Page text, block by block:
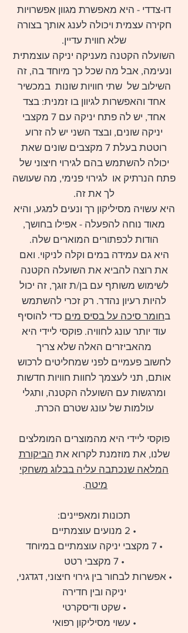
דו-צדדי - היא מאפשרת מגוון אפשרויות
חקירה עצמית ויכולה לענג אותך בצורה
שלא חווית עדיין.
השועלה הקטנה מעניקה יניקה עוצמתית
ונעימה, אבל מה שכל כך מיוחד בה, זה
השילוב של שתי חוויות שונות במכשיר
אחד והאפשרות לגיוון בו זמנית: בצד
אחד, יש לה פתח יניקה עם 7 מקצבי
יניקה שונים, ובצד השני יש לה זרוע
רוטטת בעלת 7 מקצבים שונים שאת
יכולה להשתמש בהם לגירוי חיצוני של
פתח הנרתיק או לגירוי פנימי, מה שעושה
לך את זה.
היא עשויה מסיליקון רך ונעים למגע, והיא
מאוד נוחה להפעלה - אפילו בחושך,
הודות לכפתורים המוארים שלה.
היא גם עמידה במים וקלה לניקוי. ואם
את רוצה להביא את השועלה הקטנה
לשימוש משותף עם בן/ת זוגך, זה יכול
להיות רעיון נהדר. רק זכרי להשתמש
בחומר סיכה על בסיס מים כדי להוסיף
עוד יותר עונג לחוויה. פוקסי ליידי היא
מהאביזרים האלה שלא צריך
לחשוב פעמיים לפני שמחליטים לרכוש
אותם, תני לעצמך לחוות חוויות חדשות
ומרגשות עם השועלה הקטנה, ותגלי
עולמות של עונג שטרם הכרת.
פוקסי ליידי היא מהמוצרים המומלצים
שלנו, את מוזמנת לקרוא את הביקורת
המלאה שנכתבה עליה בבלוג משחקי
מיטה
תכונות ומאפיינים:
• 2 מנועים עוצמתיים
• 7 מקצבי יניקה עוצמתיים במיוחד
• 7 מקצבי רטט
• אפשרות לבחור בין גירוי חיצוני, דגדגני,
יניקה ובין חדירה
• שקט ודיסקרטי
• עשוי מסיליקון רפואי